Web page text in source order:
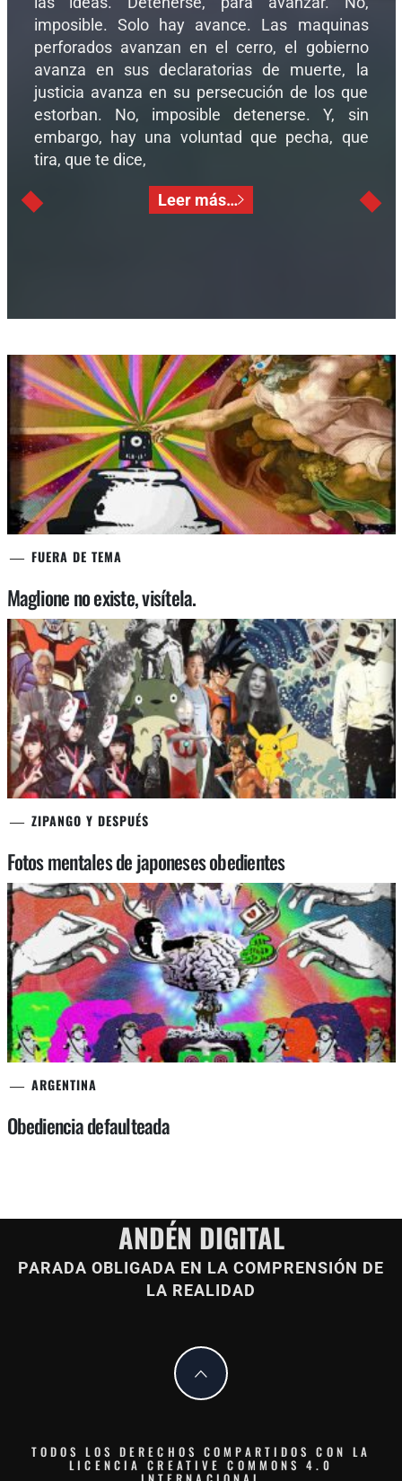
imposible. Solo hay avance. Las maquinas
perforados avanzan en el cerro, el gobierno
avanza en sus declaratorias de muerte, la
justicia avanza en su persecución de los que
estorban. No, imposible detenerse. Y, sin
embargo, hay una voluntad que pecha, que
tira, que te dice,
Leer más…
FUERA DE TEMA
Maglione no existe, visítela.
ZIPANGO Y DESPUÉS
Fotos mentales de japoneses obedientes
ARGENTINA
Obediencia defaulteada
ANDÉN DIGITAL
PARADA OBLIGADA EN LA COMPRENSIÓN DE
LA REALIDAD
TODOS LOS DERECHOS COMPARTIDOS CON LA
LICENCIA CREATIVE COMMONS 4.0